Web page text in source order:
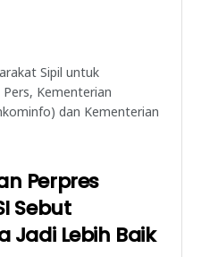
Sipil untuk
Kementerian
dan Kementerian
Perpres
Sebut
Jadi Lebih Baik